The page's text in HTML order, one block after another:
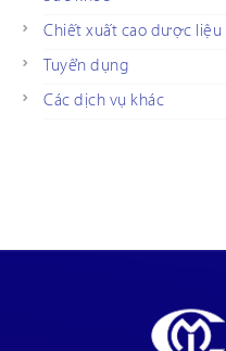
Chiết xuất cao dược liệu
Tuyển dụng
Các dịch vụ khác